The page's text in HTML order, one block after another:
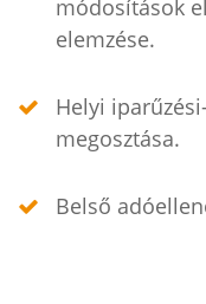
módosítások
elemzése.
Helyi
megosztása.
Belső